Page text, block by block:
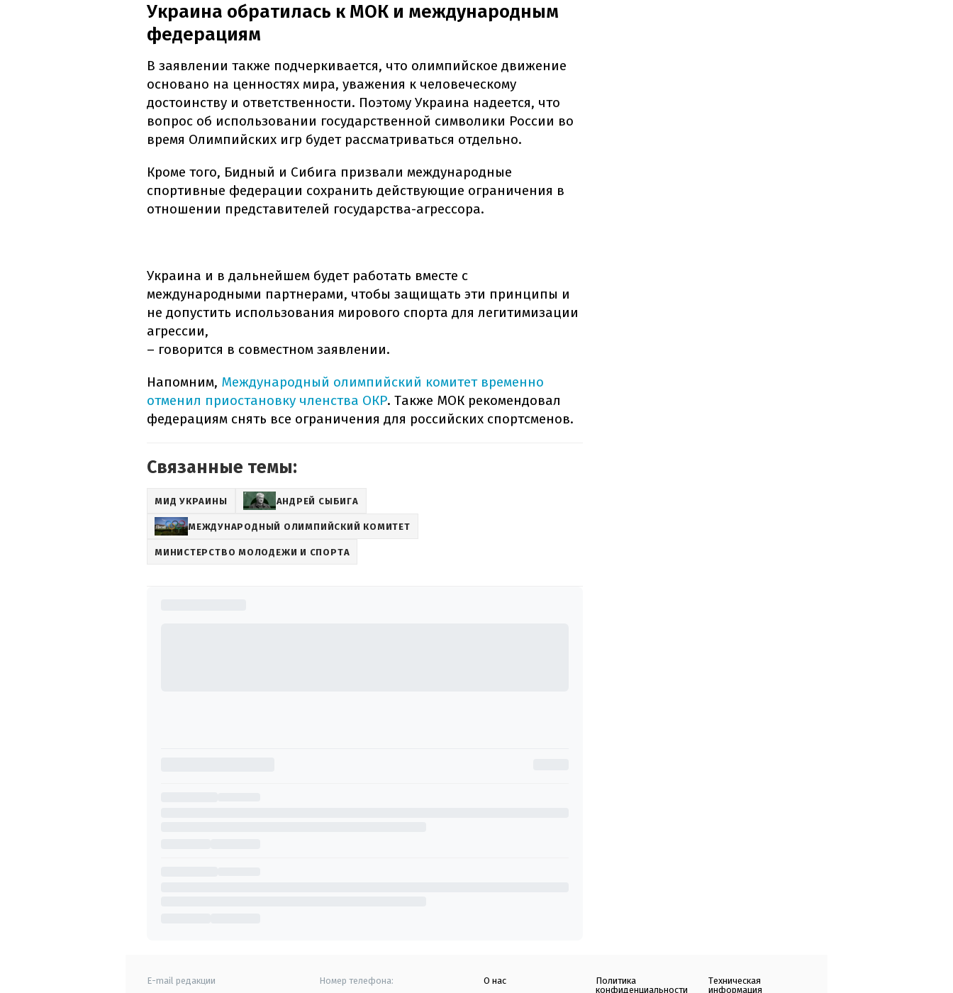
Украина обратилась к МОК и международным
федерациям
В заявлении также подчеркивается, что олимпийское движение
основано на ценностях мира, уважения к человеческому
достоинству и ответственности. Поэтому Украина надеется, что
вопрос об использовании государственной символики России во
время Олимпийских игр будет рассматриваться отдельно.
Кроме того, Бидный и Сибига призвали международные
спортивные федерации сохранить действующие ограничения в
отношении представителей государства-агрессора.
Украина и в дальнейшем будет работать вместе с
международными партнерами, чтобы защищать эти принципы и
не допустить использования мирового спорта для легитимизации
агрессии,
– говорится в совместном заявлении.
Напомним, Международный олимпийский комитет временно
отменил приостановку членства ОКР. Также МОК рекомендовал
федерациям снять все ограничения для российских спортсменов.
Связанные темы:
МИД УКРАИНЫ АНДРЕЙ СЫБИГА
МЕЖДУНАРОДНЫЙ ОЛИМПИЙСКИЙ КОМИТЕТ
МИНИСТЕРСТВО МОЛОДЕЖИ И СПОРТА
E-mail редакции Номер телефона: О нас
Политика
конфиденциальности
Техническая
информация